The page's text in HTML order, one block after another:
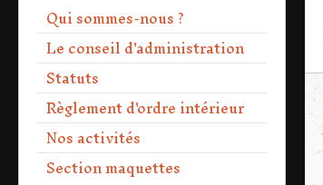
Qui sommes-nous ?
Le conseil d'administration
Statuts
Règlement d'ordre intérieur
Nos activités
Section maquettes